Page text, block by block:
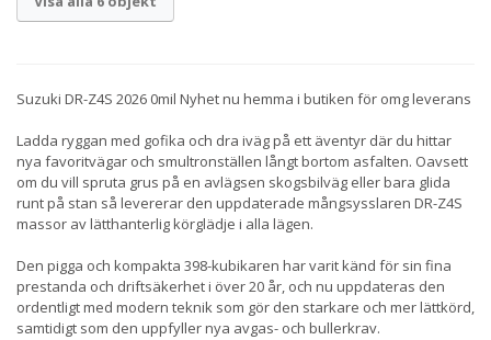
Suzuki DR-Z4S 2026 0mil Nyhet nu hemma i butiken för omg leverans
Ladda ryggan med gofika och dra iväg på ett äventyr där du hittar
nya favoritvägar och smultronställen långt bortom asfalten. Oavsett
om du vill spruta grus på en avlägsen skogsbilväg eller bara glida
runt på stan så levererar den uppdaterade mångsysslaren DR-Z4S
massor av lätthanterlig körglädje i alla lägen.
Den pigga och kompakta 398-kubikaren har varit känd för sin fina
prestanda och driftsäkerhet i över 20 år, och nu uppdateras den
ordentligt med modern teknik som gör den starkare och mer lättkörd,
samtidigt som den uppfyller nya avgas- och bullerkrav.